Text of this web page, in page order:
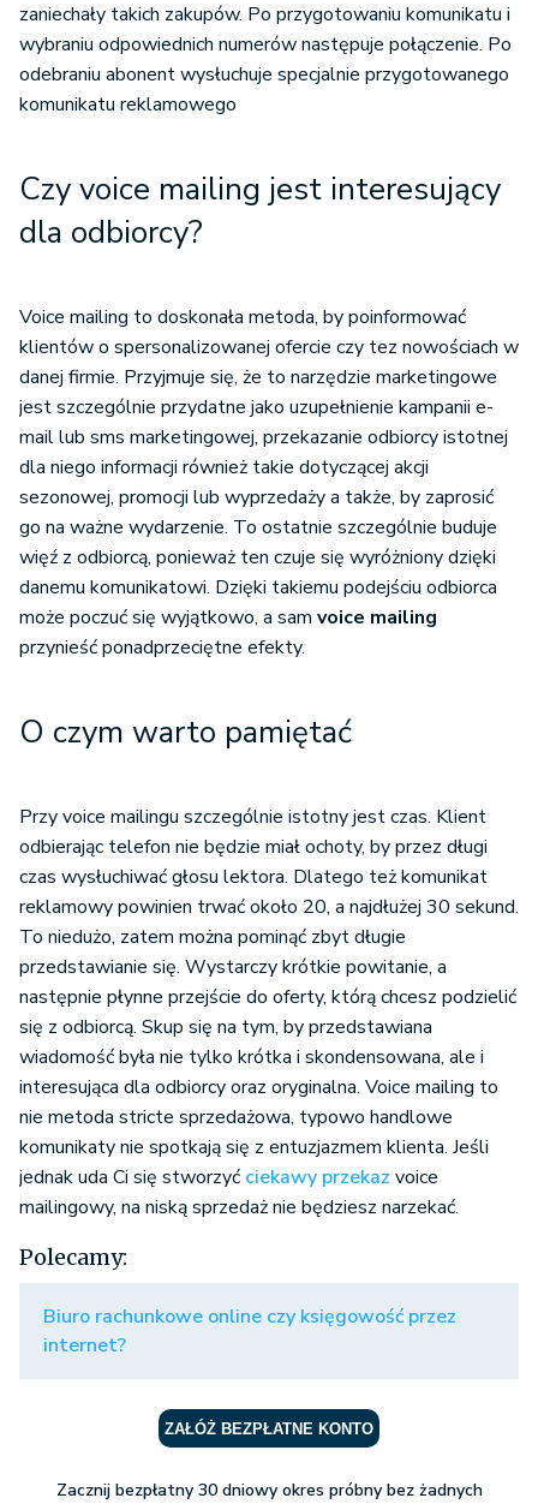
zaniechały takich zakupów. Po przygotowaniu komunikatu i
wybraniu odpowiednich numerów następuje połączenie. Po
odebraniu abonent wysłuchuje specjalnie przygotowanego
komunikatu reklamowego
Czy voice mailing jest interesujący
dla odbiorcy?
Voice mailing to doskonała metoda, by poinformować
klientów o spersonalizowanej ofercie czy tez nowościach w
danej firmie. Przyjmuje się, że to narzędzie marketingowe
jest szczególnie przydatne jako uzupełnienie kampanii e-
mail lub sms marketingowej, przekazanie odbiorcy istotnej
dla niego informacji również takie dotyczącej akcji
sezonowej, promocji lub wyprzedaży a także, by zaprosić
go na ważne wydarzenie. To ostatnie szczególnie buduje
więź z odbiorcą, ponieważ ten czuje się wyróżniony dzięki
danemu komunikatowi. Dzięki takiemu podejściu odbiorca
może poczuć się wyjątkowo, a sam voice mailing
przynieść ponadprzeciętne efekty.
O czym warto pamiętać
Przy voice mailingu szczególnie istotny jest czas. Klient
odbierając telefon nie będzie miał ochoty, by przez długi
czas wysłuchiwać głosu lektora. Dlatego też komunikat
reklamowy powinien trwać około 20, a najdłużej 30 sekund.
To niedużo, zatem można pominąć zbyt długie
przedstawianie się. Wystarczy krótkie powitanie, a
następnie płynne przejście do oferty, którą chcesz podzielić
się z odbiorcą. Skup się na tym, by przedstawiana
wiadomość była nie tylko krótka i skondensowana, ale i
interesująca dla odbiorcy oraz oryginalna. Voice mailing to
nie metoda stricte sprzedażowa, typowo handlowe
komunikaty nie spotkają się z entuzjazmem klienta. Jeśli
jednak uda Ci się stworzyć ciekawy przekaz voice
mailingowy, na niską sprzedaż nie będziesz narzekać.
Polecamy:
Biuro rachunkowe online czy księgowość przez
internet?
ZAŁÓŻ BEZPŁATNE KONTO
Zacznij bezpłatny 30 dniowy okres próbny bez żadnych